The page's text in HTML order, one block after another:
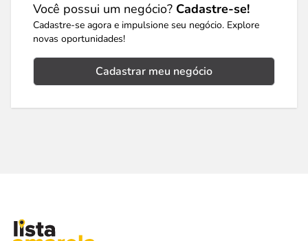
Você possui um negócio? Cadastre-se!
Cadastre-se agora e impulsione seu negócio. Explore
novas oportunidades!
Cadastrar meu negócio